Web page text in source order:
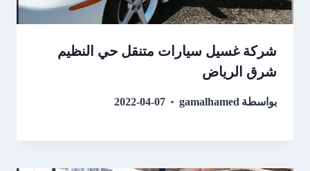
شركة غسيل سيارات متنقل حي النظيم
شرق الرياض
بواسطة gamalhamed
2022-04-07